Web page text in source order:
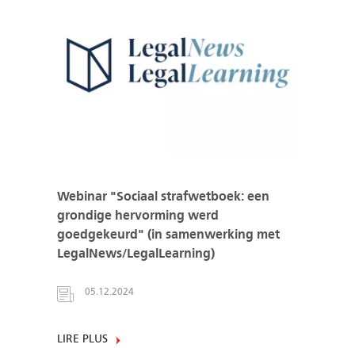
Webinar "Sociaal strafwetboek: een
grondige hervorming werd
goedgekeurd" (in samenwerking met
LegalNews/LegalLearning)
05.12.2024
LIRE PLUS